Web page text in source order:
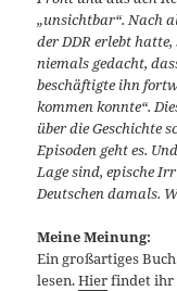
„unsichtbar“. Nach
der DDR erlebt
niemals gedacht,
beschäftigte ihn
kommen konnte“.
über die Geschichte
Episoden geht es.
Lage sind, epische
Deutschen damals.
Meine Meinung:
Ein großartiges
lesen.Hierfindet ihr